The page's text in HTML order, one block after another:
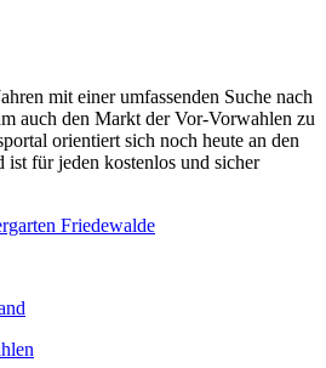
mit einer umfassenden Suche nach
auch den Markt der Vor-Vorwahlen zu
orientiert sich noch heute an den
ist für jeden kostenlos und sicher
Friedewalde